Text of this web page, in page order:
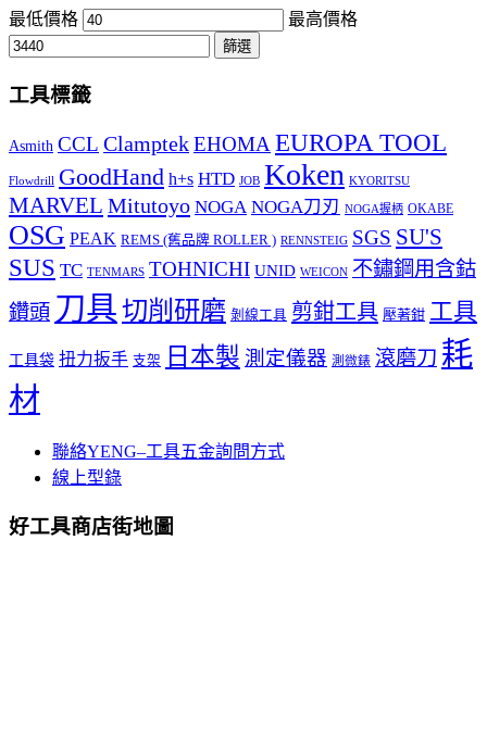
最低價格 最高價格
篩選
工具標籤
Asmith CCL ClamptekEHOMA EUROPA TOOL
Flowdrill GoodHand h+s HTD JOB Koken KYORITSU
MARVEL Mitutoyo NOGA NOGA刀刃 NOGA握柄 OKABE
OSG PEAK REMS (舊品牌 ROLLER ) RENNSTEIG SGS SU'S
SUS TC TENMARS TOHNICHI UNID WEICON 不鏽鋼用含鈷
鑽頭 刀具切削研磨 剝線工具 剪鉗工具 壓著鉗 工具
工具袋 扭力扳手 支架 日本製 測定儀器 測微錶 滾磨刀 耗
材
聯絡YENG–工具五金詢問方式
線上型錄
好工具商店街地圖